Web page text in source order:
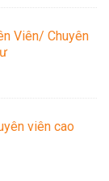
Viên/ Chuyên
viên cao